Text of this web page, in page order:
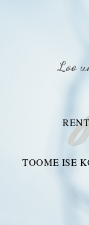
Loo
RENT
TOOME ISE